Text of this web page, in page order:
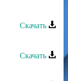
Скачать
Скачать